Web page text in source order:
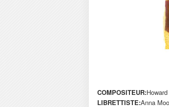
COMPOSITEUR:
LIBRETTISTE:Anna